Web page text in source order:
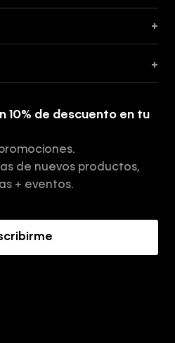
+
+
10% de descuento en tu
de nuevos productos,
+ eventos.